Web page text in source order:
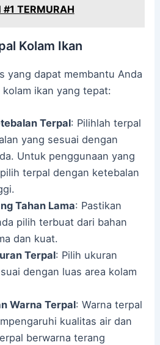
TERMURAH
Kolam Ikan
yang dapat membantu Anda
ikan yang tepat:
Terpal: Pilihlah terpal
yang sesuai dengan
Untuk penggunaan yang
terpal dengan ketebalan
Tahan Lama: Pastikan
pilih terbuat dari bahan
dan kuat.
Terpal: Pilih ukuran
dengan luas area kolam
Warna Terpal: Warna terpal
kualitas air dan
berwarna terang